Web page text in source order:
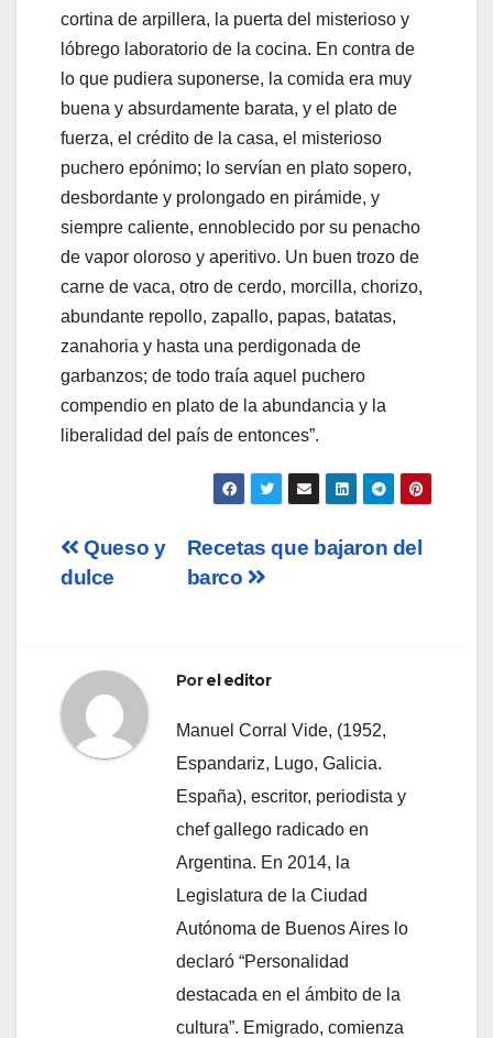
cortina de arpillera, la puerta del misterioso y
lóbrego laboratorio de la cocina. En contra de
lo que pudiera suponerse, la comida era muy
buena y absurdamente barata, y el plato de
fuerza, el crédito de la casa, el misterioso
puchero epónimo; lo servían en plato sopero,
desbordante y prolongado en pirámide, y
siempre caliente, ennoblecido por su penacho
de vapor oloroso y aperitivo. Un buen trozo de
carne de vaca, otro de cerdo, morcilla, chorizo,
abundante repollo, zapallo, papas, batatas,
zanahoria y hasta una perdigonada de
garbanzos; de todo traía aquel puchero
compendio en plato de la abundancia y la
liberalidad del país de entonces”.
NavegaciónRecetas que bajaron del
barco
Queso y
dulce
Porel editor
Manuel Corral Vide, (1952,
Espandariz, Lugo, Galicia.
España), escritor, periodista y
chef gallego radicado en
Argentina. En 2014, la
Legislatura de la Ciudad
Autónoma de Buenos Aires lo
declaró “Personalidad
destacada en el ámbito de la
cultura”. Emigrado, comienza